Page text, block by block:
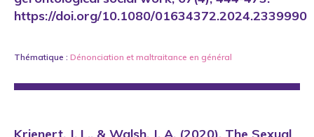
https://doi.org/10.1080/01634372.2024.2339990
Thématique : Dénonciation et maltraitance en général